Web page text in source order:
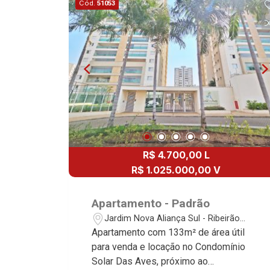
para mais informações. * Martinelli
Imobiliária, referência no mercado
imobiliário desde 2000! Avenida João
Fiúsa, 1051 - Alto da Boa Vista |
Ribeirão Preto.
Cód. 51053
R$ 4.700,00 L
R$ 1.025.000,00 V
Apartamento - Padrão
Jardim Nova Aliança Sul - Ribeirão
Preto/SP
Apartamento com 133m² de área útil
para venda e locação no Condomínio
Solar Das Aves, próximo ao